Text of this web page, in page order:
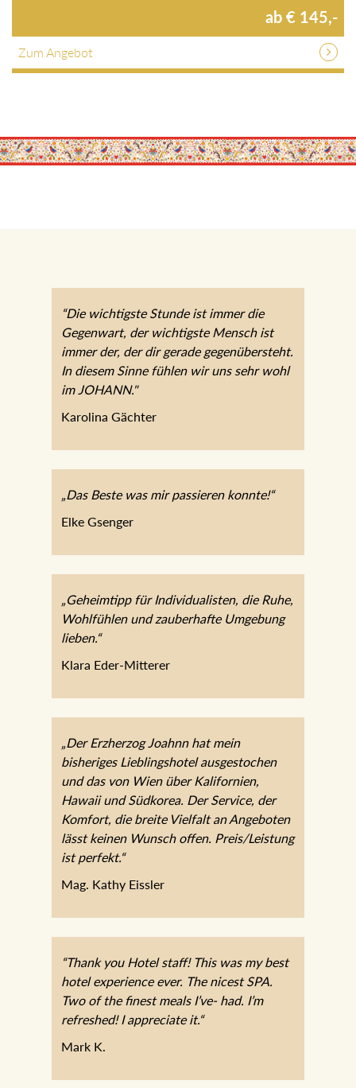
ab € 145,-
Zum Angebot
“Die wichtigste Stunde ist immer die
Gegenwart, der wichtigste Mensch ist
immer der, der dir gerade gegenübersteht.
In diesem Sinne fühlen wir uns sehr wohl
im JOHANN."
Karolina Gächter
„Das Beste was mir passieren konnte!“
Elke Gsenger
„Geheimtipp für Individualisten, die Ruhe,
Wohlfühlen und zauberhafte Umgebung
lieben.“
Klara Eder-Mitterer
„Der Erzherzog Joahnn hat mein
bisheriges Lieblingshotel ausgestochen
und das von Wien über Kalifornien,
Hawaii und Südkorea. Der Service, der
Komfort, die breite Vielfalt an Angeboten
lässt keinen Wunsch offen. Preis/Leistung
ist perfekt.“
Mag. Kathy Eissler
“Thank you Hotel staff! This was my best
hotel experience ever. The nicest SPA.
Two of the finest meals I’ve- had. I’m
refreshed! I appreciate it.“
Mark K.